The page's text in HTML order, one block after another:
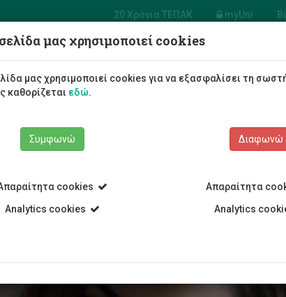
20 Χρόνια ΤΕΠΑΚ myUni
Φοιτητές/τριες Σπουδές
μας χρησιμοποιεί cookies
μας χρησιμοποιεί cookies για να εξασφαλίσει τη
καθορίζεται εδώ.
Συμφωνώ
cookies
Analytics cookies
Διαφωνώ
Απαραίτητα
Analytics